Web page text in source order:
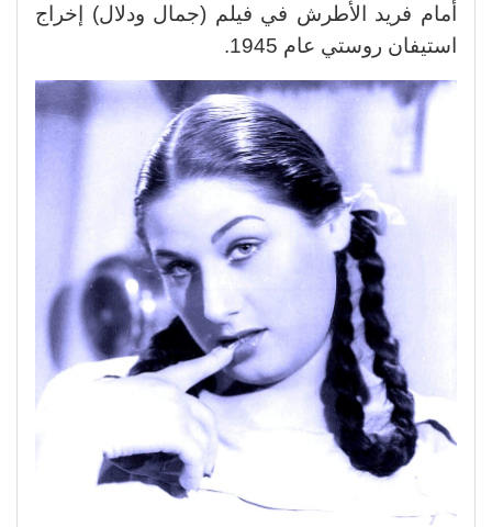
أمام فريد الأطرش في فيلم (جمال ودلال) إخراج
استيفان روستي عام 1945.